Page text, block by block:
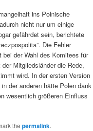
ins Polnische
nicht nur um einige
gefährdet sein, berichtete
Die Fehler
der Wahl des Komitees für
Mitgliedsländer die Rede,
wird. In der ersten Version
der anderen hätte Polen dank
wesentlich größeren Einfluss
the permalink.